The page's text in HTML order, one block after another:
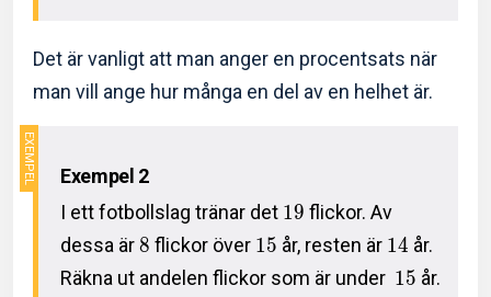
Det är vanligt att man anger en procentsats när
man vill ange hur många en del av en helhet är.
Exempel 2
I ett fotbollslag tränar det 19 flickor. Av
dessa är8 flickor över 15 år, resten är 14 år.
Räkna ut andelen flickor som är under 15 år.